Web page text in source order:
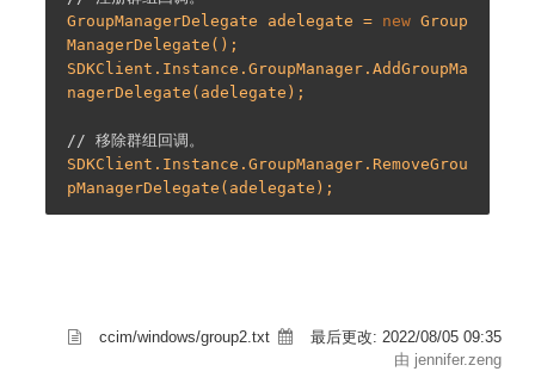
GroupManagerDelegate adelegate = new Group
ManagerDelegate();
SDKClient.Instance.GroupManager.AddGroupMa
nagerDelegate(adelegate);
// 移除群组回调。
SDKClient.Instance.GroupManager.RemoveGrou
ccim/windows/group2.txt 最后更改: 2022/08/05 09:35
由 jennifer.zeng